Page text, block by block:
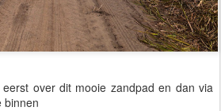
over dit mooie zandpad en dan via
binnen